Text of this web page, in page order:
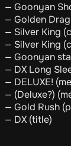
— Goonyan
— Golden
— Silver King
— Silver King
— Goonyan
— DX Long
— DELUXE!
— (Deluxe?)
— Gold Rush
— DX (title)